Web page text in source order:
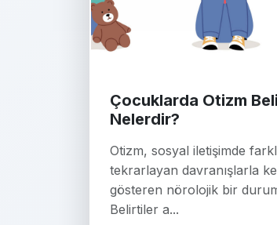
Çocuklarda Otizm
Nelerdir?
Otizm, sosyal iletişimde
tekrarlayan davranışlarla
gösteren nörolojik bir
Belirtiler a...